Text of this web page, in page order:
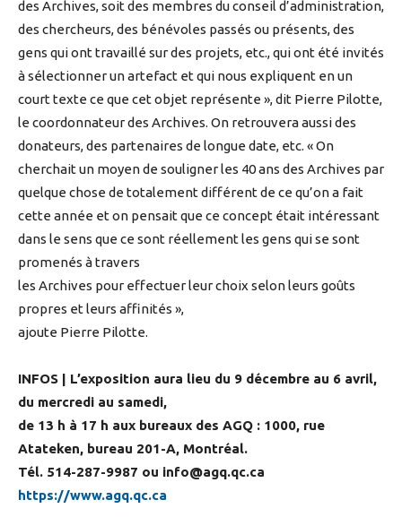
des Archives, soit des membres du conseil d’administration,
des chercheurs, des bénévoles passés ou présents, des
gens qui ont travaillé sur des projets, etc., qui ont été invités
à sélectionner un artefact et qui nous expliquent en un
court texte ce que cet objet représente », dit Pierre Pilotte,
le coordonnateur des Archives. On retrouvera aussi des
donateurs, des partenaires de longue date, etc. « On
cherchait un moyen de souligner les 40 ans des Archives par
quelque chose de totalement différent de ce qu’on a fait
cette année et on pensait que ce concept était intéressant
dans le sens que ce sont réellement les gens qui se sont
promenés à travers
les Archives pour effectuer leur choix selon leurs goûts
propres et leurs affinités »,
ajoute Pierre Pilotte.
INFOS | L’exposition aura lieu du 9 décembre au 6 avril,
du mercredi au samedi,
de 13 h à 17 h aux bureaux des AGQ : 1000, rue
Atateken, bureau 201-A, Montréal.
Tél. 514-287-9987 ou info@agq.qc.ca
https://www.agq.qc.ca